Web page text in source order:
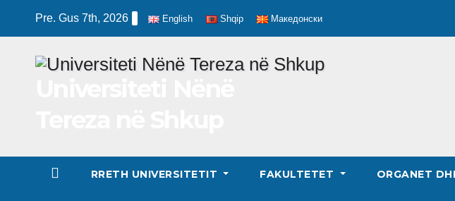
Pre. Gus 7th, 2026 English Shqip Македонски
RRETH UNIVERSITETIT FAKULTETET ORGANET